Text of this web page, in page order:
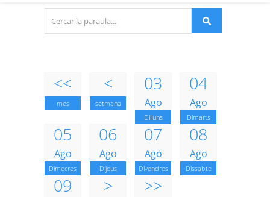
<<
mes
<
setmana
03
Ago
Dilluns
04
Ago
Dimarts
05
Ago
Dimecres
06
Ago
Dijous
07
Ago
Divendres
08
Ago
Dissabte
09 > >>